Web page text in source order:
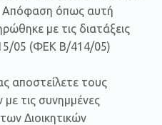
Απόφαση όπως αυτή
με τις διατάξεις
05 (ΦΕΚ Β/414/05)
αποστείλετε τους
τις συνημμένες
Διοικητικών